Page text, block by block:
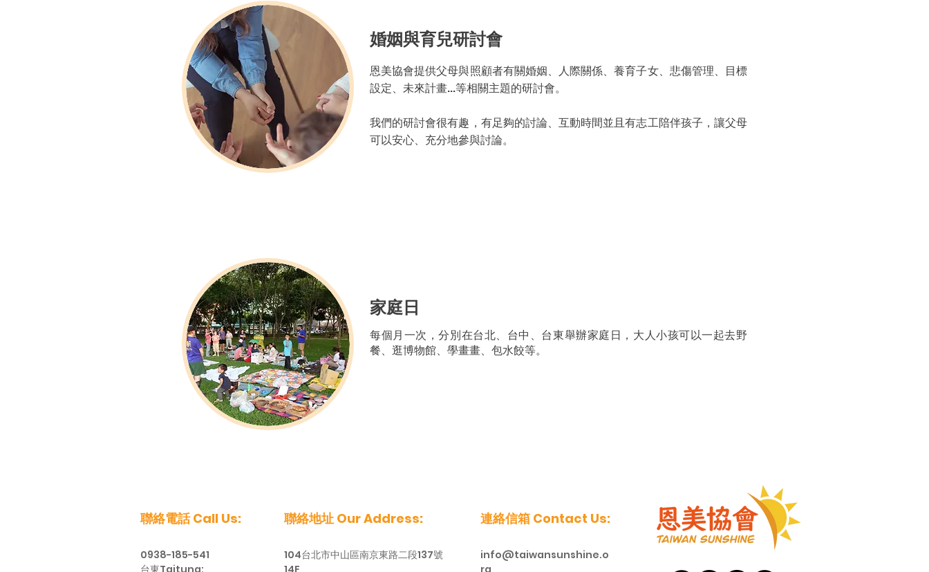
婚姻與育兒研討會
恩美協會提供父母與照顧者有關婚姻、人際關係、養育子女、悲傷管理、目標
設定、未來計畫...等相關主題的研討會。
我們的研討會很有趣，有足夠的討論、互動時間並且有志工陪伴孩子，讓父母
可以安心、充分地參與討論。
​家庭日
每個月一次，分別在台北、台中、台東舉辦家庭日，大人小孩可以一起去野
餐、逛博物館、學畫畫、包水餃等。
聯絡電話 Call Us:
0938-185-541
台東Taitung:
聯絡地址 Our Address:
104台北市中山區南京東路二段137號
14F
連絡信箱 Contact Us:
info@taiwansunshine.o
rg